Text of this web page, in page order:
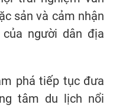
sản và cảm nhận
người dân địa
phá tiếp tục đưa
tâm du lịch nổi